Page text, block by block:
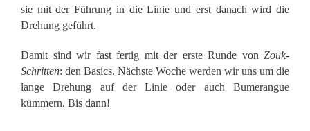
sie mit der Führung in die Linie und erst danach wird die
Drehung geführt.
Damit sind wir fast fertig mit der erste Runde von Zouk-
Schritten: den Basics. Nächste Woche werden wir uns um die
lange Drehung auf der Linie oder auch Bumerangue
kümmern. Bis dann!